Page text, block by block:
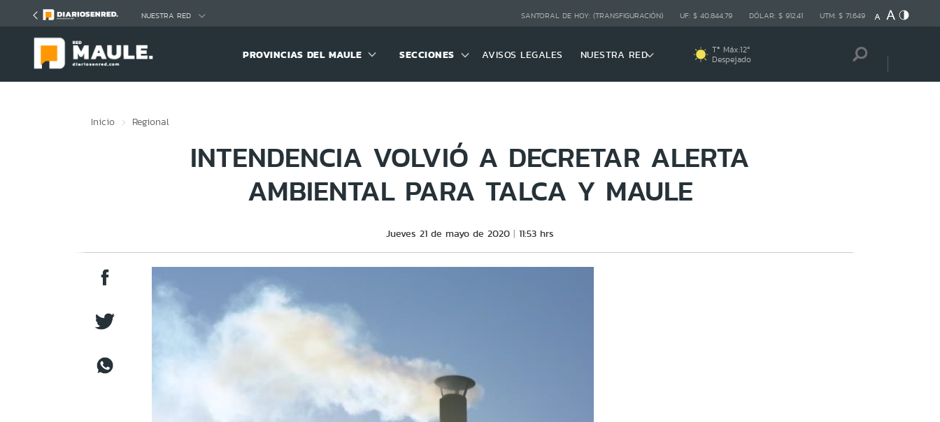
NUESTRA RED SANTORAL DE HOY: (TRANSFIGURACIÓN) UF: $ 40.844,79 DÓLAR: $ 912,41 UTM: $ 71.649
PROVINCIAS DEL MAULE SECCIONES AVISOS LEGALES NUESTRA RED Tª Máx:12º
Despejado
Inicio Regional
INTENDENCIA VOLVIÓ A DECRETAR ALERTA
AMBIENTAL PARA TALCA Y MAULE
Jueves 21 de mayo de 2020 11:53 hrs